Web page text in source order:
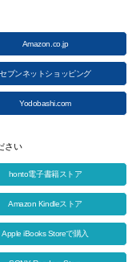
Amazon.co.jp
セブンネットショッピング
Yodobashi.com
さい
honto電子書籍ストア
Amazon Kindleストア
Apple iBooks Storeで購入